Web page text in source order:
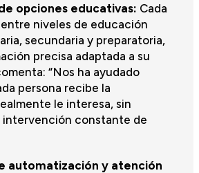
opciones educativas: Cada
niveles de educación
secundaria y preparatoria,
precisa adaptada a su
“Nos ha ayudado
persona recibe la
le interesa, sin
intervención constante de
automatización y atención